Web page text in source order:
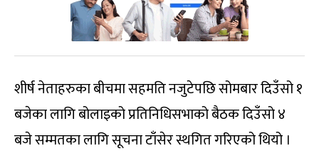
शीर्ष नेताहरुका बीचमा सहमति नजुटेपछि सोमबार दिउँसो १
बजेका लागि बोलाइको प्रतिनिधिसभाको बैठक दिउँसो ४
बजे सम्मतका लागि सूचना टाँसेर स्थगित गरिएको थियो ।